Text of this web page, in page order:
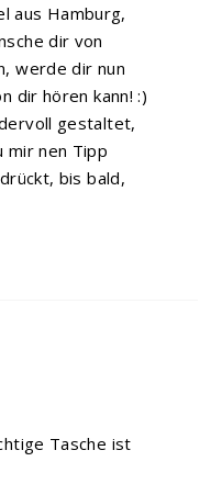
aus Hamburg,
dir von
werde dir nun
dir hören kann! :)
gestaltet,
mir nen Tipp
bis bald,
Tasche ist